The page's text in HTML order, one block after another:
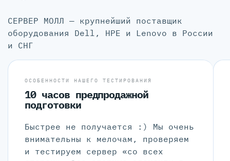
СЕРВЕР МОЛЛ — крупнейший поставщик
оборудования Dell, HPE и Lenovo в России
и СНГ
ОСОБЕННОСТИ НАШЕГО ТЕСТИРОВАНИЯ
10 часов предпродажной
подготовки
Быстрее не получается :) Мы очень
внимательны к мелочам, проверяем
и тестируем сервер «со всех